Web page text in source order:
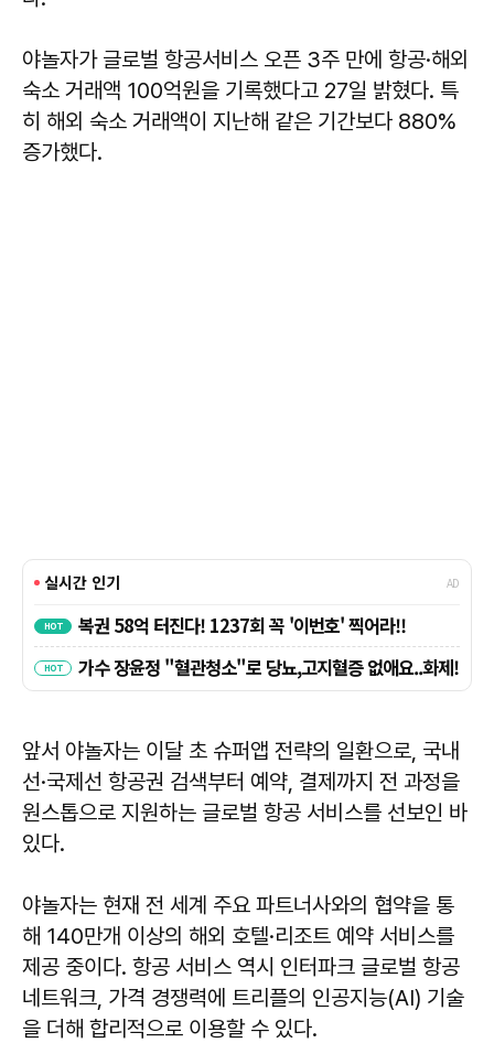
야놀자가 글로벌 항공서비스 오픈 3주 만에 항공·해외
숙소 거래액 100억원을 기록했다고 27일 밝혔다. 특
히 해외 숙소 거래액이 지난해 같은 기간보다 880%
증가했다.
앞서 야놀자는 이달 초 슈퍼앱 전략의 일환으로, 국내
선·국제선 항공권 검색부터 예약, 결제까지 전 과정을
원스톱으로 지원하는 글로벌 항공 서비스를 선보인 바
있다.
야놀자는 현재 전 세계 주요 파트너사와의 협약을 통
해 140만개 이상의 해외 호텔·리조트 예약 서비스를
제공 중이다. 항공 서비스 역시 인터파크 글로벌 항공
네트워크, 가격 경쟁력에 트리플의 인공지능(AI) 기술
을 더해 합리적으로 이용할 수 있다.